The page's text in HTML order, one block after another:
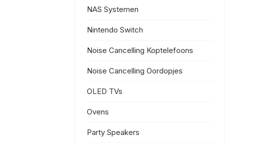
NAS Systemen
Nintendo Switch
Noise Cancelling Koptelefoons
Noise Cancelling Oordopjes
OLED TVs
Ovens
Party Speakers